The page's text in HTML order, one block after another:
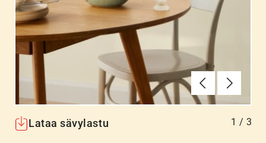
Edellinen
Lataa sävylastu 1 / 3